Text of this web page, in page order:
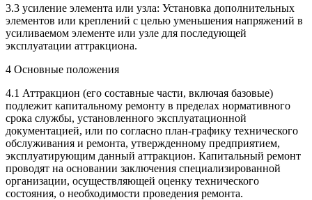
3.3 усиление элемента или узла: Установка дополнительных
элементов или креплений с целью уменьшения напряжений в
усиливаемом элементе или узле для последующей
эксплуатации аттракциона.
4 Основные положения
4.1 Аттракцион (его составные части, включая базовые)
подлежит капитальному ремонту в пределах нормативного
срока службы, установленного эксплуатационной
документацией, или по согласно план-графику технического
обслуживания и ремонта, утвержденному предприятием,
эксплуатирующим данный аттракцион. Капитальный ремонт
проводят на основании заключения специализированной
организации, осуществляющей оценку технического
состояния, о необходимости проведения ремонта.